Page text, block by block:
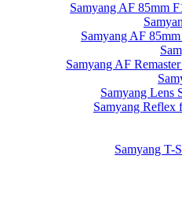
Samyang AF 85mm
Samyang AF
Samyang AF
Samyang Lens
Samyang
Samyang T-